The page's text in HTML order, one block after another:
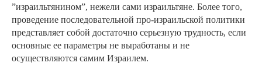
”израильтянином”, нежели сами израильтяне. Более того,
проведение последовательной про-израильской политики
представляет собой достаточно серьезную трудность, если
основные ее параметры не выработаны и не
осуществляются самим Израилем.